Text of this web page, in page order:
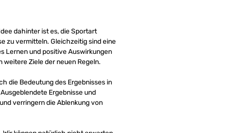
dahinter ist es, die Sportart
zu vermitteln. Gleichzeitig sind eine
Lernen und positive Auswirkungen
Ziele der neuen Regeln.
die Bedeutung des Ergebnisses in
Ergebnisse und
verringern die Ablenkung von